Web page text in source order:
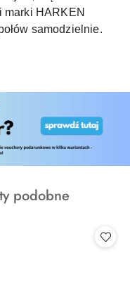
marki HARKEN
samodzielnie.
podobne